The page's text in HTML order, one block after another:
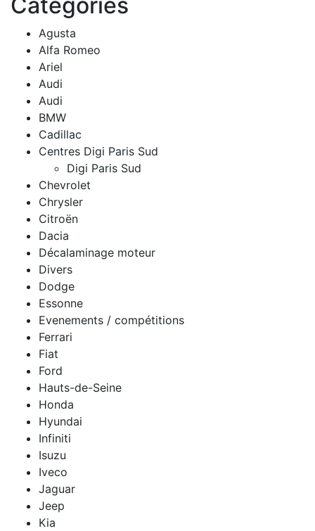
Agusta
Alfa Romeo
Ariel
Audi
Audi
BMW
Cadillac
Centres Digi Paris Sud
Digi Paris Sud
Chevrolet
Chrysler
Citroën
Dacia
Décalaminage moteur
Divers
Dodge
Essonne
Evenements / compétitions
Ferrari
Fiat
Ford
Hauts-de-Seine
Honda
Hyundai
Infiniti
Isuzu
Iveco
Jaguar
Jeep
Kia